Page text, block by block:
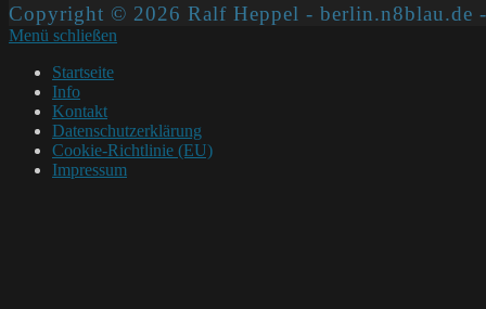
Copyright © 2026 Ralf Heppel - berlin.n8blau.de
Menü schließen
Startseite
Info
Kontakt
Datenschutzerklärung
Cookie-Richtlinie (EU)
Impressum